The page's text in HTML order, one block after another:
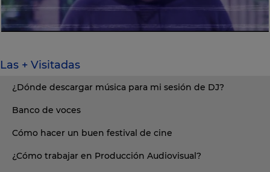
Las + Visitadas
¿Dónde descargar música para mi sesión de DJ?
Banco de voces
Cómo hacer un buen festival de cine
¿Cómo trabajar en Producción Audiovisual?